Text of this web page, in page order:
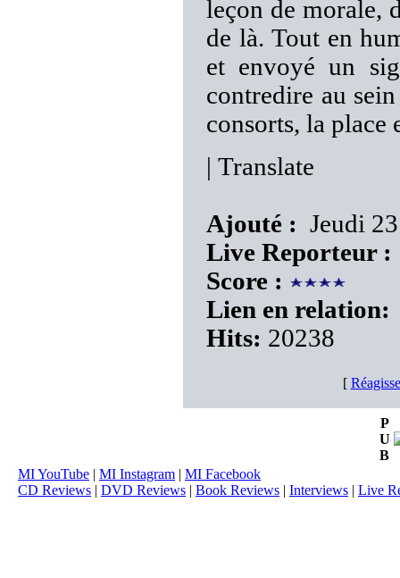
leçon de morale,
de là. Tout en
et envoyé un
contredire au
consorts, la place
| Translate
Ajouté : Jeudi
Live Reporteur :
Score :
Lien en relation:
Hits: 20238
[
P
U
B
MI YouTube | MI Instagram | MI Facebook
CD Reviews | DVD Reviews | Book Reviews | Interviews | Live